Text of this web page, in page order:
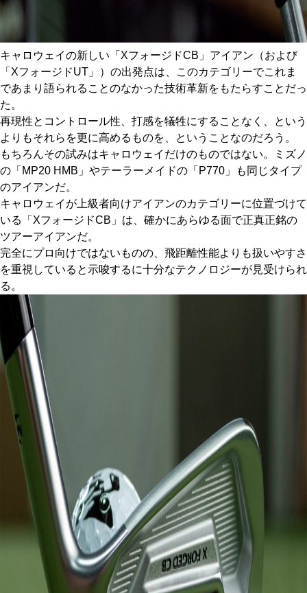
キャロウェイの新しい「XフォージドCB」アイアン（および
「XフォージドUT」）の出発点は、このカテゴリーでこれま
であまり語られることのなかった技術革新をもたらすことだっ
た。
再現性とコントロール性、打感を犠牲にすることなく、という
よりもそれらを更に高めるものを、ということなのだろう。
もちろんその試みはキャロウェイだけのものではない。ミズノ
の「MP20 HMB」やテーラーメイドの「P770」も同じタイプ
のアイアンだ。
キャロウェイが上級者向けアイアンのカテゴリーに位置づけて
いる「XフォージドCB」は、確かにあらゆる面で正真正銘の
ツアーアイアンだ。
完全にプロ向けではないものの、飛距離性能よりも扱いやすさ
を重視していると示唆するに十分なテクノロジーが見受けられ
る。